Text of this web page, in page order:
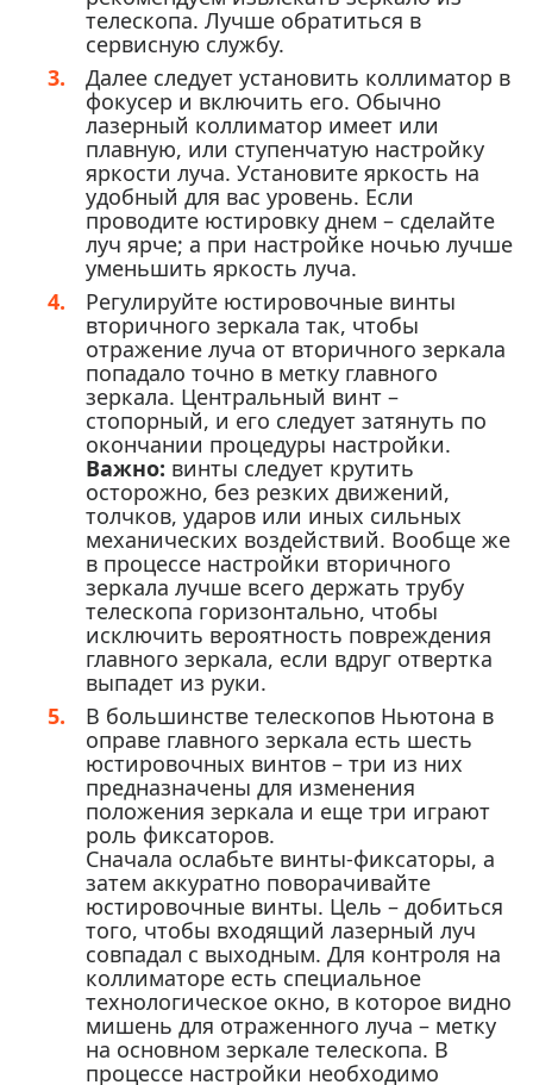
телескопа. Лучше обратиться в
сервисную службу.
Далее следует установить коллиматор в
фокусер и включить его. Обычно
лазерный коллиматор имеет или
плавную, или ступенчатую настройку
яркости луча. Установите яркость на
удобный для вас уровень. Если
проводите юстировку днем – сделайте
луч ярче; а при настройке ночью лучше
уменьшить яркость луча.
Регулируйте юстировочные винты
вторичного зеркала так, чтобы
отражение луча от вторичного зеркала
попадало точно в метку главного
зеркала. Центральный винт –
стопорный, и его следует затянуть по
окончании процедуры настройки.
Важно: винты следует крутить
осторожно, без резких движений,
толчков, ударов или иных сильных
механических воздействий. Вообще же
в процессе настройки вторичного
зеркала лучше всего держать трубу
телескопа горизонтально, чтобы
исключить вероятность повреждения
главного зеркала, если вдруг отвертка
выпадет из руки.
В большинстве телескопов Ньютона в
оправе главного зеркала есть шесть
юстировочных винтов – три из них
предназначены для изменения
положения зеркала и еще три играют
роль фиксаторов.
Сначала ослабьте винты-фиксаторы, а
затем аккуратно поворачивайте
юстировочные винты. Цель – добиться
того, чтобы входящий лазерный луч
совпадал с выходным. Для контроля на
коллиматоре есть специальное
технологическое окно, в которое видно
мишень для отраженного луча – метку
на основном зеркале телескопа. В
процессе настройки необходимо